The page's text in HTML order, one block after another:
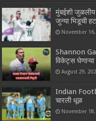
मुंबईशी
जुन्या भिडूची
November
Shannon
विकेट्स
August 29,
Indian
चारली धूळ
November